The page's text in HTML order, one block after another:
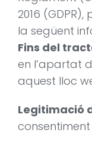
2016
la següent
Fins del
en l’apartat
aquest lloc
Legitimació
consentiment